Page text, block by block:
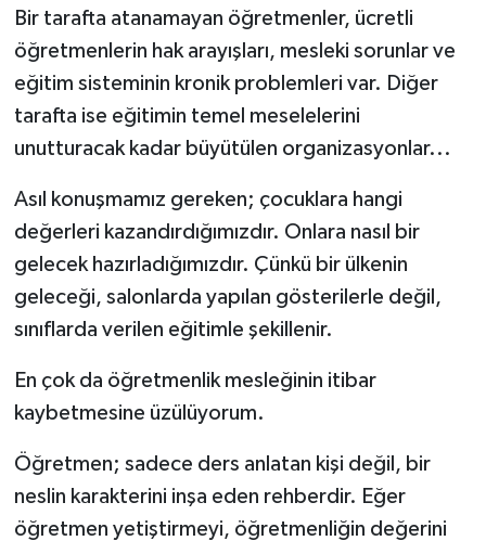
Bir tarafta atanamayan öğretmenler, ücretli
öğretmenlerin hak arayışları, mesleki sorunlar ve
eğitim sisteminin kronik problemleri var. Diğer
tarafta ise eğitimin temel meselelerini
unutturacak kadar büyütülen organizasyonlar...
Asıl konuşmamız gereken; çocuklara hangi
değerleri kazandırdığımızdır. Onlara nasıl bir
gelecek hazırladığımızdır. Çünkü bir ülkenin
geleceği, salonlarda yapılan gösterilerle değil,
sınıflarda verilen eğitimle şekillenir.
En çok da öğretmenlik mesleğinin itibar
kaybetmesine üzülüyorum.
Öğretmen; sadece ders anlatan kişi değil, bir
neslin karakterini inşa eden rehberdir. Eğer
öğretmen yetiştirmeyi, öğretmenliğin değerini